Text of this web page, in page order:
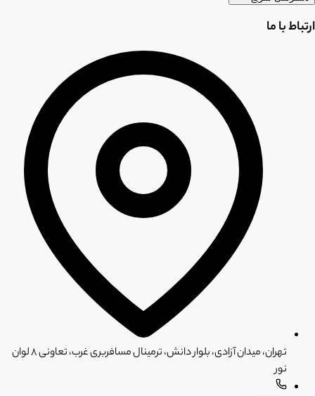
ارتباط با ما
تهران، میدان آزادی، بلوار دانش، ترمینال مسافربری غرب، تعاونی ۸ لوان
نور